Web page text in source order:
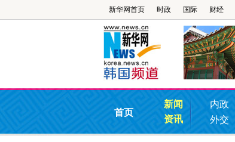
新华网首页 时政 国际 财经
首页
新闻
资讯
内政
外交